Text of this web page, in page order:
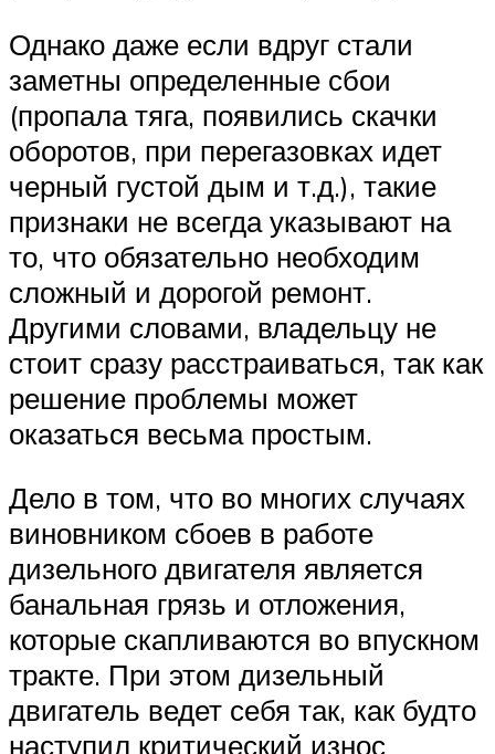
Однако даже если вдруг стали
заметны определенные сбои
(пропала тяга, появились скачки
оборотов, при перегазовках идет
черный густой дым и т.д.), такие
признаки не всегда указывают на
то, что обязательно необходим
сложный и дорогой ремонт.
Другими словами, владельцу не
стоит сразу расстраиваться, так как
решение проблемы может
оказаться весьма простым.
Дело в том, что во многих случаях
виновником сбоев в работе
дизельного двигателя является
банальная грязь и отложения,
которые скапливаются во впускном
тракте. При этом дизельный
двигатель ведет себя так, как будто
наступил критический износ